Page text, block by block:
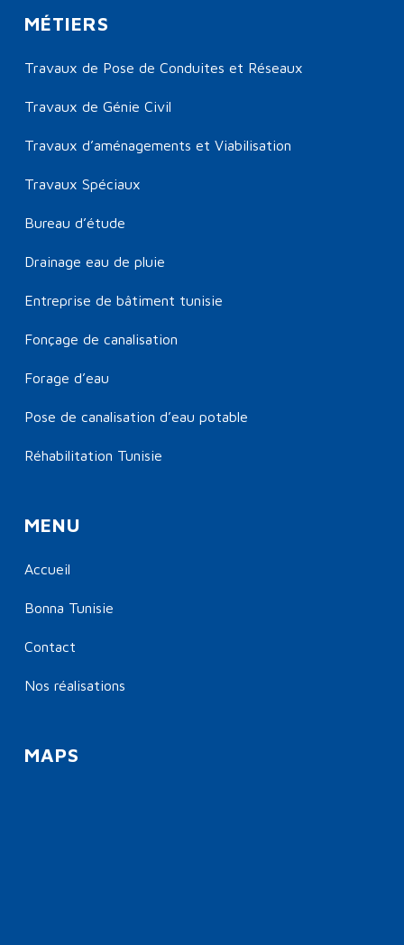
MÉTIERS
Travaux de Pose de Conduites et Réseaux
Travaux de Génie Civil
Travaux d’aménagements et Viabilisation
Travaux Spéciaux
Bureau d’étude
Drainage eau de pluie
Entreprise de bâtiment tunisie
Fonçage de canalisation
Forage d’eau
Pose de canalisation d’eau potable
Réhabilitation Tunisie
MENU
Accueil
Bonna Tunisie
Contact
Nos réalisations
MAPS